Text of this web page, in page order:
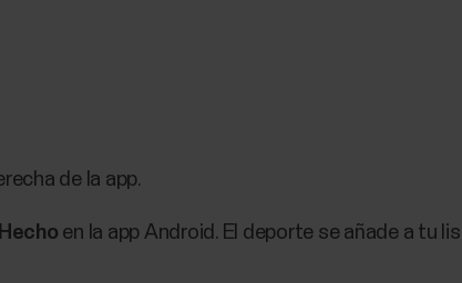
de la app.
Hecho en la app Android. El deporte se añade a tu